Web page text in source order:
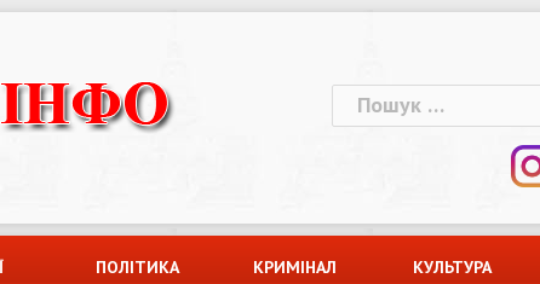
Пошук:
ПОЛІТИКА КРИМІНАЛ КУЛЬТУРА